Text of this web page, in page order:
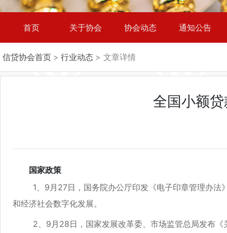
首页 关于协会 协会动态 通知公告
信贷协会首页 > 行业动态 > 文章详情
全国小额
国家政策
1、9月27日，国务院办公厅印发《电子印章管理办法
和经济社会数字化发展。
2、9月28日，国家发展改革委、市场监管总局发布《